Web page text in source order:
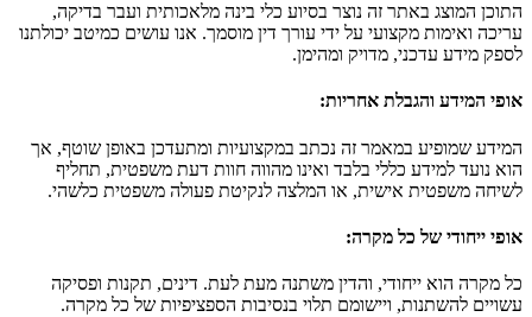
התוכן המוצג באתר זה נוצר בסיוע כלי בינה מלאכותית ועבר בדיקה,
עריכה ואימות מקצועי על ידי עורך דין מוסמך. אנו עושים כמיטב יכולתנו
לספק מידע עדכני, מדויק ומהימן.
אופי המידע והגבלת אחריות:
המידע שמופיע במאמר זה נכתב במקצועיות ומתעדכן באופן שוטף, אך
הוא נועד למידע כללי בלבד ואינו מהווה חוות דעת משפטית, תחליף
לשיחה משפטית אישית, או המלצה לנקיטת פעולה משפטית כלשהי.
אופי ייחודי של כל מקרה:
כל מקרה הוא ייחודי, והדין משתנה מעת לעת. דינים, תקנות ופסיקה
עשויים להשתנות, ויישומם תלוי בנסיבות הספציפיות של כל מקרה.